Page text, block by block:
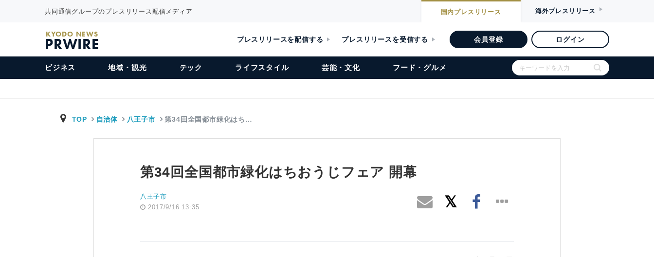
共同通信グループのプレスリリース配信メディア 国内プレスリリース 海外プレスリリース
KYODO NEWS
PRWIRE プレスリリースを配信する プレスリリースを受信する 会員登録 ログイン
ビジネス 地域・観光 テック ライフスタイル 芸能・文化 フード・グルメ
TOP 自治体 八王子市 第34回全国都市緑化はち…
第34回全国都市緑化はちおうじフェア 開幕
八王子市
2017/9/16 13:35